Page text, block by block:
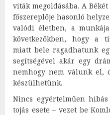
viták megoldásába. A
főszereplője hasonló
valódi életben, a
következőkben, hogy a
miatt bele ragadhatunk
segítségével akár egy
nemhogy nem válunk el,
készülhetünk.
Nincs egyértelműen
tojás esete – vezet be